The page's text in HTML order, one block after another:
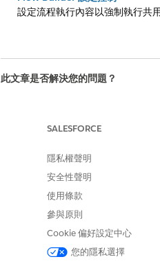
設定流程執行內容以強制執行共
此文章是否解決您的問題？
SALESFORCE
隱私權聲明
安全性聲明
使用條款
參與原則
Cookie 偏好設定中心
您的隱私選擇